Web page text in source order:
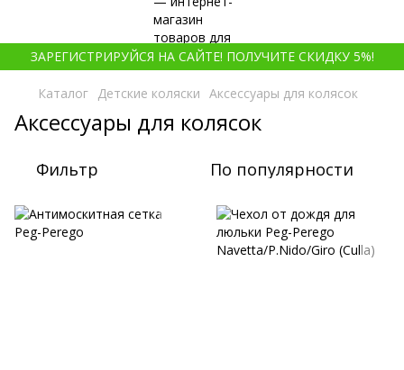
ЗАРЕГИСТРИРУЙСЯ НА САЙТЕ! ПОЛУЧИТЕ СКИДКУ 5%!
Каталог Детские коляски Аксессуары для колясок
Аксессуары для колясок
Фильтр По популярности